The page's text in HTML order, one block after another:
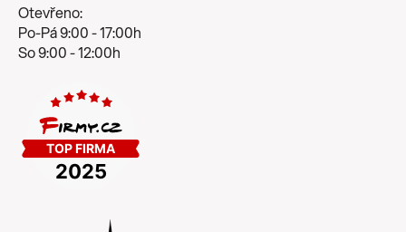
Otevřeno:
Po-Pá 9:00 - 17:00h
So 9:00 - 12:00h